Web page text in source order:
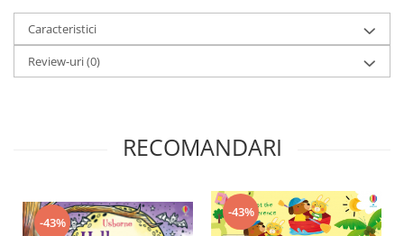
Caracteristici
Review-uri(0)
RECOMANDARI
-43%
-43%